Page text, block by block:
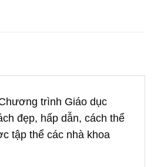
trình Giáo dục
đẹp, hấp dẫn, cách thể
tập thể các nhà khoa